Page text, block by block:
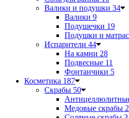
Валики и подушки 34
Валики 9
Подушечки 19
Подушки и
Испарители 44
На камни 28
Подвесные 11
Фонтанчики 5
Косметика 187
Скрабы 50
Медовые скрабы 2